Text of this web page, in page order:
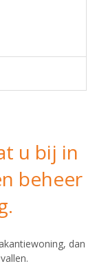
u bij in
beheer
dan